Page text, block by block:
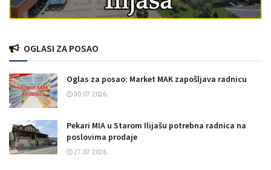
OGLASI ZA POSAO
Oglas za posao: Market MAK zapošljava radnicu
30.07.2026.
Pekari MIA u Starom Ilijašu potrebna radnica na
poslovima prodaje
27.07.2026.